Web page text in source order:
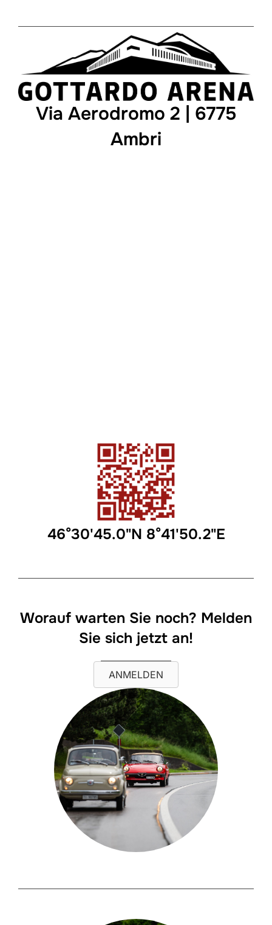
Via Aerodromo 2 | 6775
Ambri
46°30'45.0"N 8°41'50.2"E
Worauf warten Sie noch? Melden
Sie sich jetzt an!
ANMELDEN